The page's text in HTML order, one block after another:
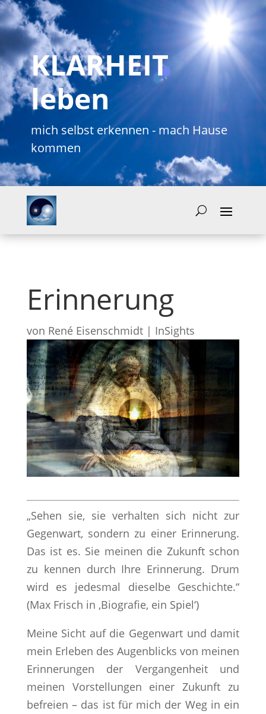
KLARHEIT
leben
mich selbst erkennen - mach Hause
kommen
Erinnerung
von René Eisenschmidt| InSights
„Sehen sie, sie verhalten sich nicht zur
Gegenwart, sondern zu einer Erinnerung.
Das ist es. Sie meinen die Zukunft schon
zu kennen durch Ihre Erinnerung. Drum
wird es jedesmal dieselbe Geschichte.“
(Max Frisch in ‚Biografie, ein Spiel‘)
Meine Sicht auf die Gegenwart und damit
mein Erleben des Augenblicks von meinen
Erinnerungen der Vergangenheit und
meinen Vorstellungen einer Zukunft zu
befreien – das ist für mich der Weg in ein